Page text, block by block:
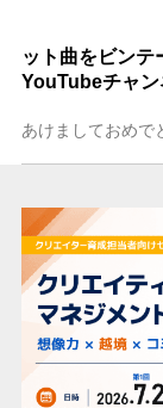
ット曲をビンテ
YouTubeチャン